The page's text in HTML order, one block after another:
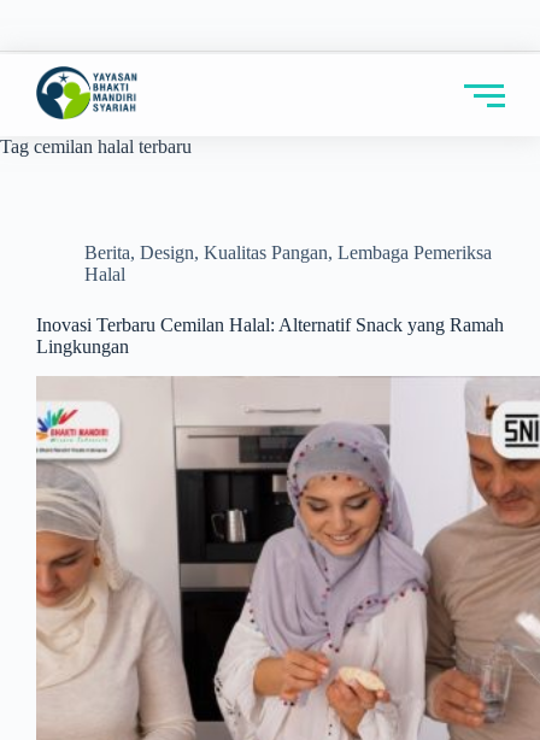
Tag cemilan halal terbaru
Berita, Design, Kualitas Pangan, Lembaga Pemeriksa
Halal
Inovasi Terbaru Cemilan Halal: Alternatif Snack yang Ramah
Lingkungan